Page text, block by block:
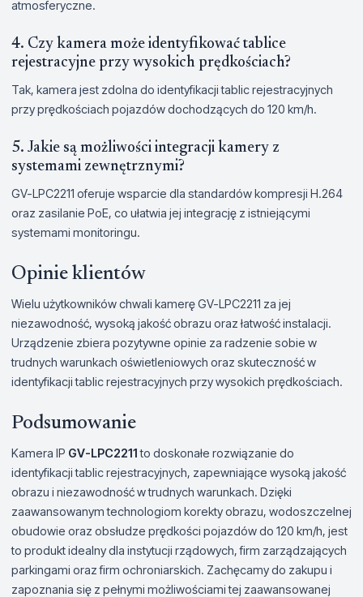
atmosferyczne.
4. Czy kamera może identyfikować tablice
rejestracyjne przy wysokich prędkościach?
Tak, kamera jest zdolna do identyfikacji tablic rejestracyjnych
przy prędkościach pojazdów dochodzących do 120 km/h.
5. Jakie są możliwości integracji kamery z
systemami zewnętrznymi?
GV-LPC2211 oferuje wsparcie dla standardów kompresji H.264
oraz zasilanie PoE, co ułatwia jej integrację z istniejącymi
systemami monitoringu.
Opinie klientów
Wielu użytkowników chwali kamerę GV-LPC2211 za jej
niezawodność, wysoką jakość obrazu oraz łatwość instalacji.
Urządzenie zbiera pozytywne opinie za radzenie sobie w
trudnych warunkach oświetleniowych oraz skuteczność w
identyfikacji tablic rejestracyjnych przy wysokich prędkościach.
Podsumowanie
Kamera IP GV-LPC2211to doskonałe rozwiązanie do
identyfikacji tablic rejestracyjnych, zapewniające wysoką jakość
obrazu i niezawodność w trudnych warunkach. Dzięki
zaawansowanym technologiom korekty obrazu, wodoszczelnej
obudowie oraz obsłudze prędkości pojazdów do 120 km/h, jest
to produkt idealny dla instytucji rządowych, firm zarządzających
parkingami oraz firm ochroniarskich. Zachęcamy do zakupu i
zapoznania się z pełnymi możliwościami tej zaawansowanej